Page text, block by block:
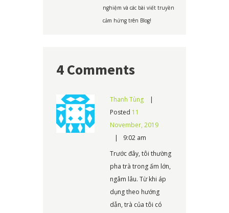
nghiệm và các bài viết truyền
cảm hứng trên Blog!
4 Comments
Thanh Tùng
Posted 11
November, 2019
9:02 am
Trước đây, tôi thường
pha trà trong ấm lớn,
ngâm lâu. Từ khi áp
dụng theo hướng
dẫn, trà của tôi có